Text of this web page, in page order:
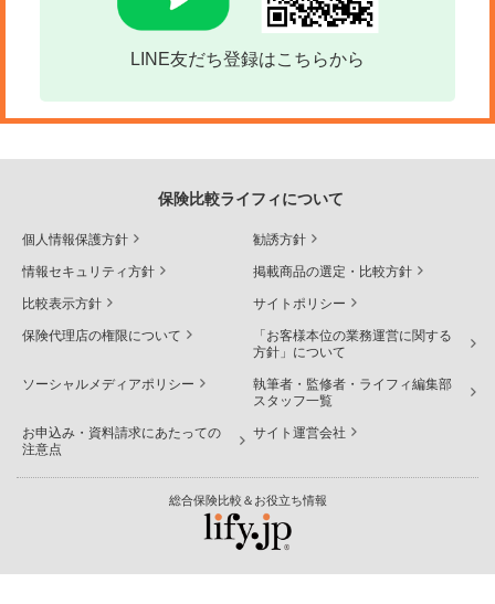
LINE友だち登録はこちらから
保険比較ライフィについて
個人情報保護方針 勧誘方針
情報セキュリティ方針 掲載商品の選定・比較方針
比較表示方針 サイトポリシー
保険代理店の権限について
「お客様本位の業務運営に関する
方針」について
ソーシャルメディアポリシー
執筆者・監修者・ライフィ編集部
スタッフ一覧
お申込み・資料請求にあたっての
注意点
サイト運営会社
総合保険比較＆お役立ち情報